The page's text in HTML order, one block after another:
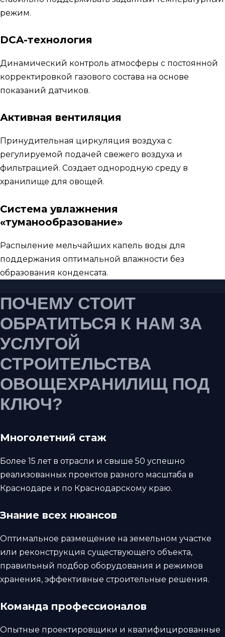
режим.
DCA-технология
Динамический контроль атмосферы с постоянной
корректировкой газового состава на основе
показаний датчиков.
Активная вентиляция
Принудительная циркуляция воздуха с
регулируемой подачей свежего воздуха и
фильтрацией. Создает однородную среду в
хранилище для овощей.
Система увлажнения
«туманообразование»
Распыление мельчайших капель воды для
поддержания оптимальной влажности без
образования конденсата.
ПОЧЕМУ СТОИТ
ОБРАТИТЬСЯ К НАМ ЗА
УСЛУГОЙ
СТРОИТЕЛЬСТВА
ОВОЩЕХРАНИЛИЩ ПОД
КЛЮЧ?
Многолетний стаж
Более 15 лет в отрасли и свыше 50 успешно
реализованных проектов разного масштаба в
Краснодаре и по Краснодарскому краю.
Знание всех нюансов
Оптимальное размещение на земельном участке
или реконструкция существующего объекта,
правильный подбор оборудования и режимов
хранения, эффективные строительные решения.
Команда профессионалов
Опытные проектировщики и квалифицированные